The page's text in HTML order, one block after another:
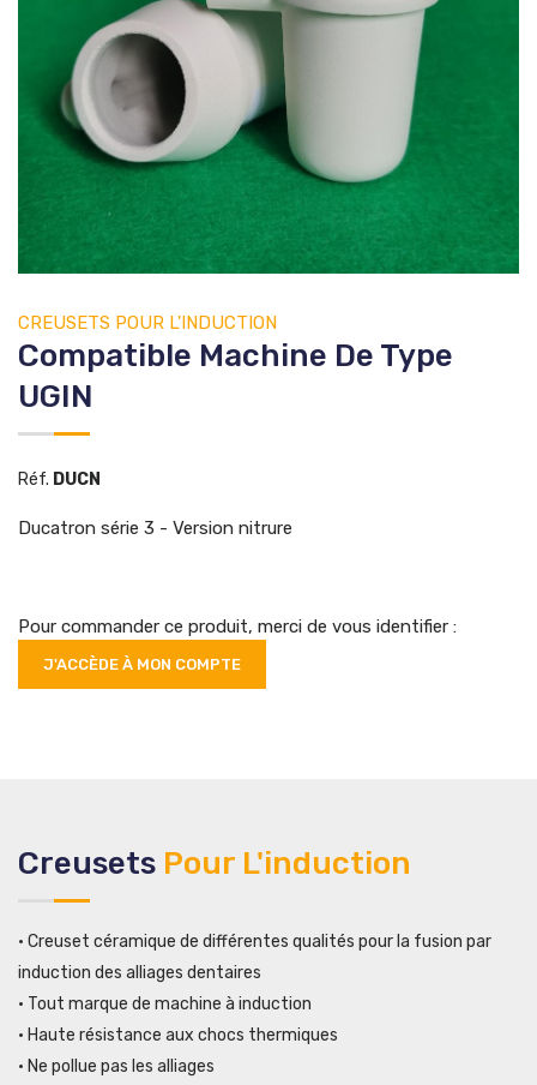
CREUSETS POUR L'INDUCTION
Compatible Machine De Type
UGIN
Réf. DUCN
Ducatron série 3 - Version nitrure
Pour commander ce produit, merci de vous identifier :
J'ACCÈDE À MON COMPTE
Creusets Pour L'induction
• Creuset céramique de différentes qualités pour la fusion par
induction des alliages dentaires
• Tout marque de machine à induction
• Haute résistance aux chocs thermiques
• Ne pollue pas les alliages